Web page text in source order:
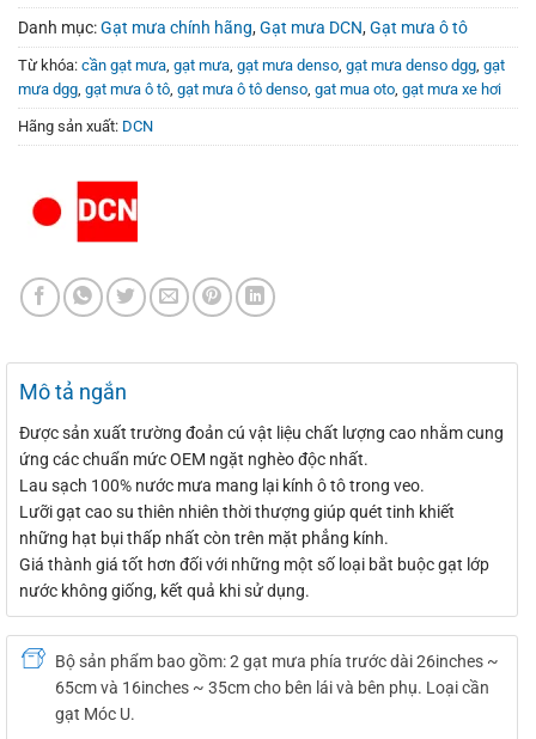
Danh mục:Gạt mưa chính hãng,Gạt mưa DCN,Gạt mưa ô tô
Từ khóa: cần gạt mưa gạt mưa gạt mưa denso gạt mưa denso dgg gạt
mưa dgg gạt mưa ô tô gạt mưa ô tô denso gat mua oto gạt mưa xe hơi
Hãng sản xuất: DCN
Mô tả ngắn
Được sản xuất trường đoản cú ​​vật liệu chất lượng cao nhằm cung
ứng các chuẩn mức OEM ngặt nghèo độc nhất.
Lau sạch 100% nước mưa mang lại kính ô tô trong veo.
Lưỡi gạt cao su thiên nhiên thời thượng giúp quét tinh khiết
những hạt bụi thấp nhất còn trên mặt phẳng kính.
Giá thành giá tốt hơn đối với những một số loại bắt buộc gạt lớp
nước không giống, kết quả khi sử dụng.
Bộ sản phẩm bao gồm: 2 gạt mưa phía trước dài 26inches ~
65cm và 16inches ~ 35cm cho bên lái và bên phụ. Loại cần
gạt Móc U.